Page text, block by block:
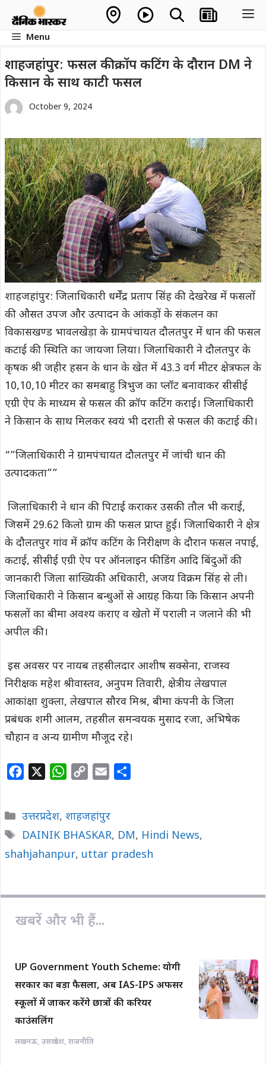
contentMenu
शाहजहांपुर: फसल की क्रॉप कटिंग के दौरान DM ने
किसान के साथ काटी फसल
October 9, 2024
शाहजहांपुर: जिलाधिकारी धर्मेंद्र प्रताप सिंह की देखरेख में फसलों
की औसत उपज और उत्पादन के आंकड़ों के संकलन का
विकासखण्ड भावलखेड़ा के ग्रामपंचायत दौलतपुर में धान की फसल
कटाई की स्थिति का जायजा लिया। जिलाधिकारी ने दौलतपुर के
कृषक श्री जहीर हसन के धान के खेत में 43.3 वर्ग मीटर क्षेत्रफल के
10,10,10 मीटर का समबाहु त्रिभुज का प्लॉट बनावाकर सीसीई
एग्री ऐप के माध्यम से फसल की क्रॉप कटिंग कराई। जिलाधिकारी
ने किसान के साथ मिलकर स्वयं भी दराती से फसल की कटाई की।
“”जिलाधिकारी ने ग्रामपंचायत दौलतपुर में जांची धान की
उत्पादकता””
जिलाधिकारी ने धान की पिटाई कराकर उसकी तौल भी कराई,
जिसमें 29.62 किलो ग्राम की फसल प्राप्त हुई। जिलाधिकारी ने क्षेत्र
के दौलतपुर गांव में क्रॉप कटिंग के निरीक्षण के दौरान फसल नपाई,
कटाई, सीसीई एग्री ऐप पर ऑनलाइन फीडिंग आदि बिंदुओं की
जानकारी जिला सांख्यिकी अधिकारी, अजय विक्रम सिंह से ली।
जिलाधिकारी ने किसान बन्धुओं से आग्रह किया कि किसान अपनी
फसलों का बीमा अवश्य कराए व खेतो में पराली न जलाने की भी
अपील की।
इस अवसर पर नायब तहसीलदार आशीष सक्सेना, राजस्व
निरीक्षक महेश श्रीवास्तव, अनुपम तिवारी, क्षेत्रीय लेखपाल
आकांक्षा शुक्ला, लेखपाल सौरव मिश्र, बीमा कंपनी के जिला
प्रबंधक शमी आलम, तहसील समन्वयक मुसाद रजा, अभिषेक
चौहान व अन्य ग्रामीण मौजूद रहे।
e
b
o
W
t
s
A
y
L
i
i
l
e
Categories
उत्तरप्रदेश, शाहजहांपुर
Tags
DAINIK BHASKAR, DM, Hindi News,
shahjahanpur, uttar pradesh
खबरें और भी हैं...
UP Government Youth Scheme: योगी
सरकार का बड़ा फैसला, अब IAS-IPS अफसर
स्कूलों में जाकर करेंगे छात्रों की करियर
काउंसलिंग
लखनऊ, उत्तरप्रदेश, राजनीति